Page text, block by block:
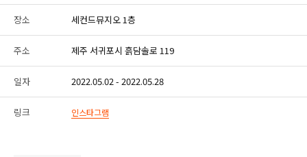
장소 세컨드뮤지오 1층
주소 제주 서귀포시 흙담솔로 119
일자 2022.05.02 - 2022.05.28
링크 인스타그램